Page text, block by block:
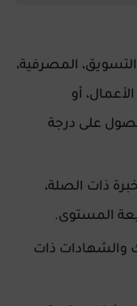
المصرفية،
أو
على درجة
من الخبرة ذات الصلة،
المستوى.
والشهادات ذات